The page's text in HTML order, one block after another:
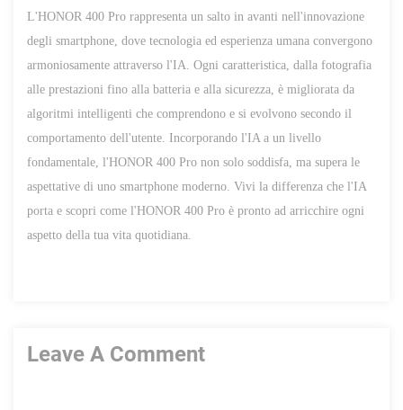
L'HONOR 400 Pro rappresenta un salto in avanti nell'innovazione
degli smartphone, dove tecnologia ed esperienza umana convergono
armoniosamente attraverso l'IA. Ogni caratteristica, dalla fotografia
alle prestazioni fino alla batteria e alla sicurezza, è migliorata da
algoritmi intelligenti che comprendono e si evolvono secondo il
comportamento dell'utente. Incorporando l'IA a un livello
fondamentale, l'HONOR 400 Pro non solo soddisfa, ma supera le
aspettative di uno smartphone moderno. Vivi la differenza che l'IA
porta e scopri come l'HONOR 400 Pro è pronto ad arricchire ogni
aspetto della tua vita quotidiana.
Leave A Comment